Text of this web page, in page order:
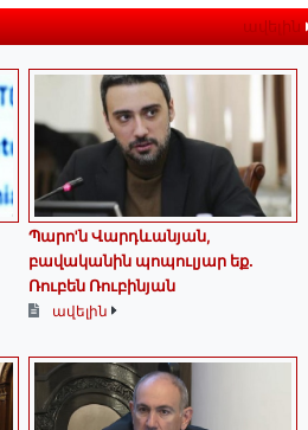
ավելին
Պարո'ն Վարդևանյան,
բավականին պոպուլյար եք.
Ռուբեն Ռուբինյան
ավելին